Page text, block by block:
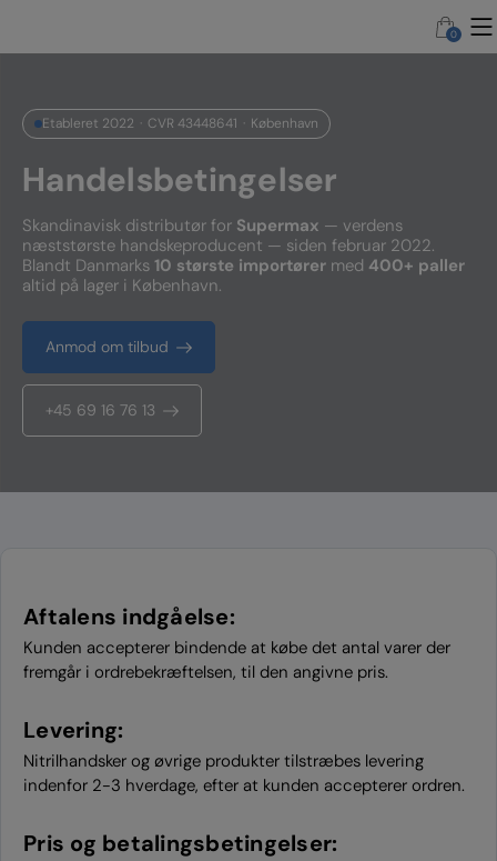
indholdet
0
0
Etableret 2022 CVR 43448641 København
Handelsbetingelser
Skandinavisk distributør for Supermax — verdens
næststørste handskeproducent — siden februar 2022.
Blandt Danmarks 10 største importører med 400+ paller
altid på lager i København.
Anmod om tilbud
+45 69 16 76 13
Aftalens indgåelse:
Kunden accepterer bindende at købe det antal varer der
fremgår i ordrebekræftelsen, til den angivne pris.
Levering:
Nitrilhandsker og øvrige produkter tilstræbes levering
indenfor 2-3 hverdage, efter at kunden accepterer ordren.
Pris og betalingsbetingelser: